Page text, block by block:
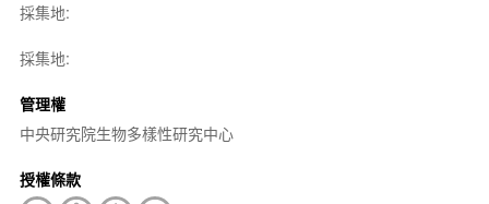
採集地:
採集地:
管理權
中央研究院生物多樣性研究中心
授權條款